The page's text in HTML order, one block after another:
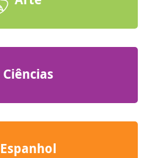
Ciências
Espanhol